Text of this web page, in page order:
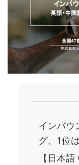
インバウ
グ、1位
【日本